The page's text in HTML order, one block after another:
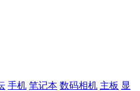
手机 笔记本 数码相机 主板 显